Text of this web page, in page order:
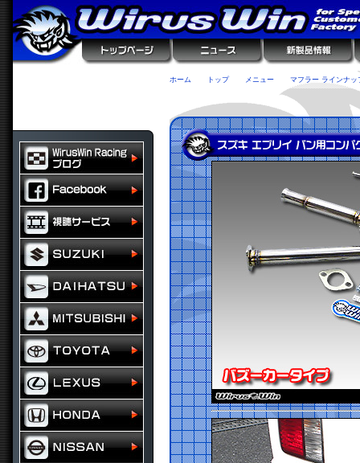
ホーム トップ メニュー マフラー ラインナッ